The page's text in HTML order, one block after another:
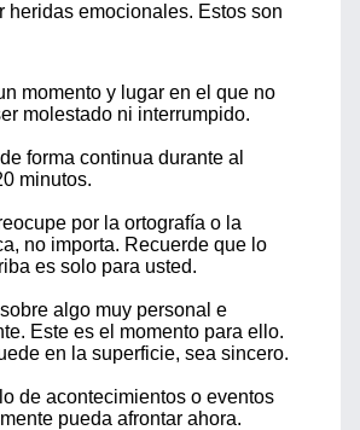
heridas emocionales. Estos son
momento y lugar en el que no
molestado ni interrumpido.
forma continua durante al
minutos.
por la ortografía o la
no importa. Recuerde que lo
es solo para usted.
algo muy personal e
Este es el momento para ello.
en la superficie, sea sincero.
de acontecimientos o eventos
pueda afrontar ahora.